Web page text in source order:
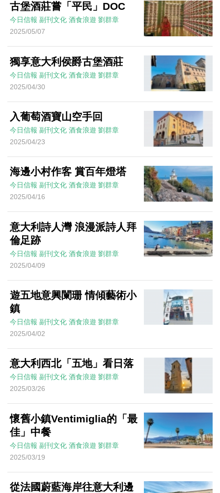
古堡酒莊嘗「平民」DOC
今日信報 副刊文化 酒食浪遊 劉群章
2025/05/07
獨享意大利侯爵古堡酒莊
今日信報 副刊文化 酒食浪遊 劉群章
2025/04/30
入葡萄酒寶山空手回
今日信報 副刊文化 酒食浪遊 劉群章
2025/04/23
海邊小村作客 賞百年燈塔
今日信報 副刊文化 酒食浪遊 劉群章
2025/04/16
意大利詩人灣 浪漫派詩人拜
倫足跡
今日信報 副刊文化 酒食浪遊 劉群章
2025/04/09
遊五地意興闌珊 情傾藝術小
鎮
今日信報 副刊文化 酒食浪遊 劉群章
2025/04/02
意大利西北「五地」看日落
今日信報 副刊文化 酒食浪遊 劉群章
2025/03/26
懷舊小鎮Ventimiglia的「最
佳」中餐
今日信報 副刊文化 酒食浪遊 劉群章
2025/03/19
從法國蔚藍海岸往意大利邊